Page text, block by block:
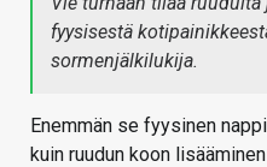
fyysisestä
sormenjälkilukija.
Enemmän se fyysinen
kuin ruudun koon